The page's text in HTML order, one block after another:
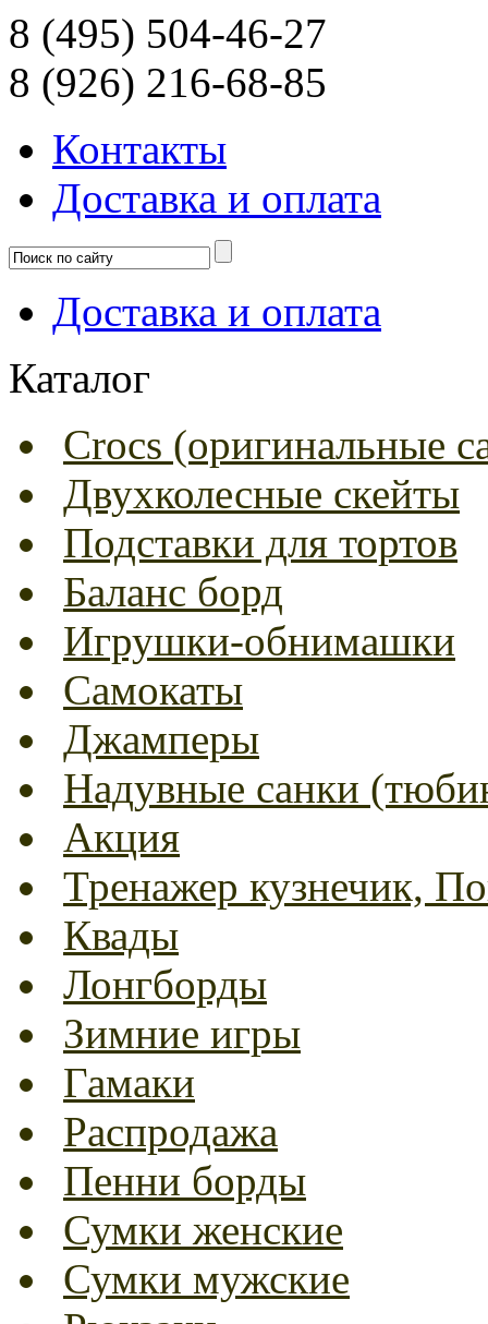
8 (495) 504-46-27
8 (926) 216-68-85
Контакты
Доcтавка и оплата
Доcтавка и оплата
Каталог
Crocs (оригинальные
Двухколесные скейты
Подставки для тортов
Баланс борд
Игрушки-обнимашки
Самокаты
Джамперы
Надувные санки
Акция
Тренажер кузнечик,
Квады
Лонгборды
Зимние игры
Гамаки
Распродажа
Пенни борды
Сумки женские
Сумки мужские